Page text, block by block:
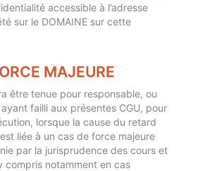
accessible à l’adresse
sur le DOMAINE sur cette
MAJEURE
être tenue pour responsable, ou
failli aux présentes CGU, pour
lorsque la cause du retard
liée à un cas de force majeure
par la jurisprudence des cours et
compris notamment en cas